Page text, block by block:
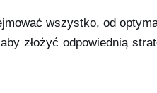
wszystko, od
złożyć odpowiednią